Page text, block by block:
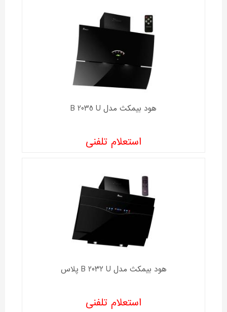
هود بیمکث مدل B 2035 U
استعلام تلفنی
هود بیمکث مدل B 2032 U پلاس
استعلام تلفنی